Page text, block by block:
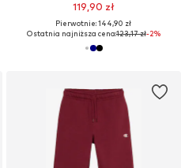
119,90 zł
Pierwotnie: 144,90 zł
Ostatnia najniższa cena:123,17 zł-2%